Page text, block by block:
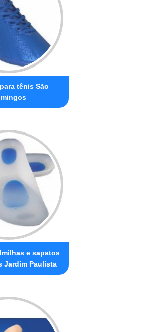
tênis São
e sapatos
Jardim Paulista